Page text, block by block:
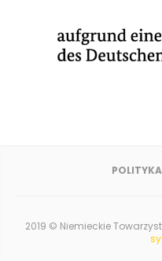
2019 © Niemieckie